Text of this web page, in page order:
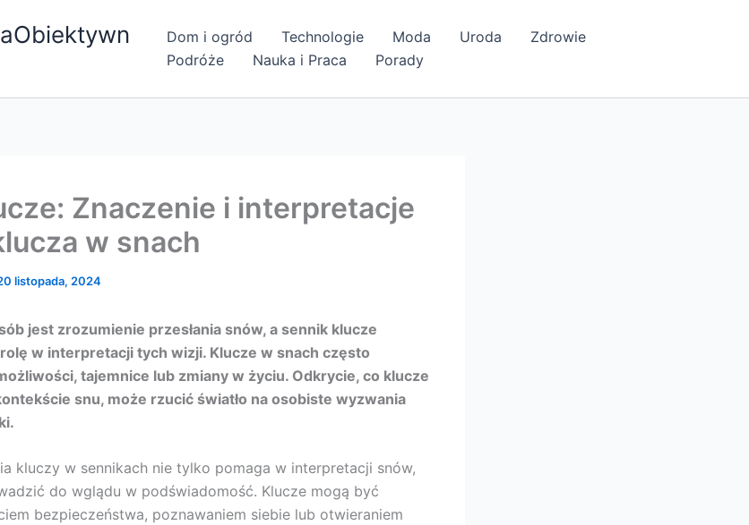
Dom i ogród Technologie Moda Uroda
Zdrowie
Podróże
Nauka i Praca Porady
Znaczenie i interpretacje
w snach
listopada, 2024
jest zrozumienie przesłania snów, a sennik klucze
w interpretacji tych wizji. Klucze w snach często
tajemnice lub zmiany w życiu. Odkrycie, co klucze
snu, może rzucić światło na osobiste wyzwania
kluczy w sennikach nie tylko pomaga w interpretacji snów,
do wglądu w podświadomość. Klucze mogą być
bezpieczeństwa, poznawaniem siebie lub otwieraniem